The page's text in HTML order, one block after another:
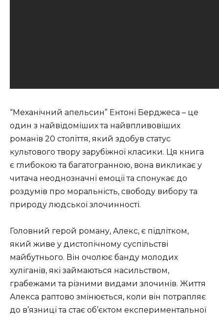
“Механічний апельсин” Ентоні Берджеса – це
один з найвідоміших та найвпливовіших
романів 20 століття, який здобув статус
культового твору зарубіжної класики. Ця книга
є глибокою та багатогранною, вона викликає у
читача неоднозначні емоції та спонукає до
роздумів про моральність, свободу вибору та
природу людської злочинності.
Головний герой роману, Алекс, є підлітком,
який живе у дистопічному суспільстві
майбутнього. Він очолює банду молодих
хуліганів, які займаються насильством,
грабежами та різними видами злочинів. Життя
Алекса раптово змінюється, коли він потрапляє
до в’язниці та стає об’єктом експериментальної